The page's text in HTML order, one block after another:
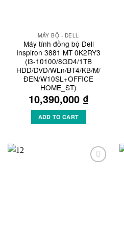
MÁY BỘ - DELL
Máy tính đồng bộ Dell
Inspiron 3881 MT 0K2RY3
(i3-10100/8GD4/1TB
HDD/DVD/WLn/BT4/KB/M/
ĐEN/W10SL+OFFICE
HOME_ST)
10,390,000 ₫
ADD TO CART